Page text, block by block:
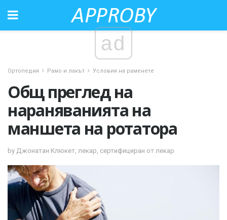
ad
Ортопедия Рамо и лакът Условия на раменете
Общ преглед на
нараняванията на
маншета на ротатора
by Джонатан Клюкет, лекар, сертифициран от лекар